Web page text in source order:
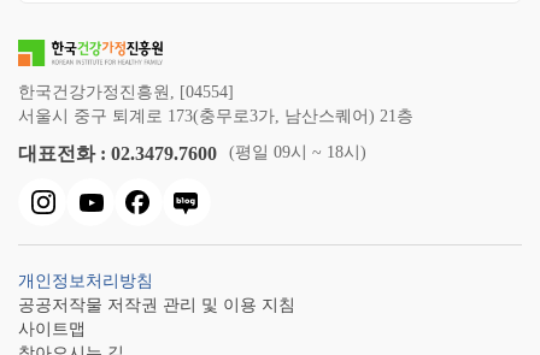
한국건강가정진흥원, [04554]
서울시 중구 퇴계로 173(충무로3가, 남산스퀘어) 21층
대표전화 : 02.3479.7600 (평일 09시 ~ 18시)
개인정보처리방침
공공저작물 저작권 관리 및 이용 지침
사이트맵